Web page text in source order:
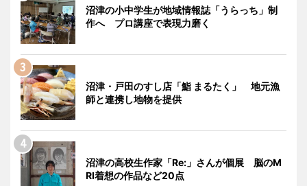
沼津の小中学生が地域情報誌「うらっち」制
作へ プロ講座で表現力磨く
沼津・戸田のすし店「鮨 まるたく」 地元漁
師と連携し地物を提供
沼津の高校生作家「Re:」さんが個展 脳のM
RI着想の作品など20点